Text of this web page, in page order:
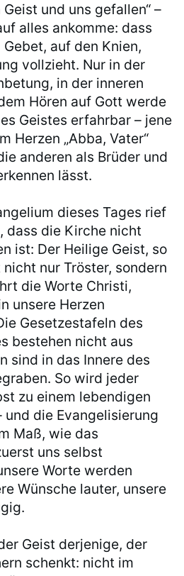
und uns gefallen“ –
alles ankomme: dass
auf den Knien,
vollzieht. Nur in der
in der inneren
Hören auf Gott werde
Geistes erfahrbar – jene
Herzen „Abba, Vater“
anderen als Brüder und
lässt.
dieses Tages rief
dass die Kirche nicht
ist: Der Heilige Geist, so
nur Tröster, sondern
die Worte Christi,
unsere Herzen
Gesetzestafeln des
bestehen nicht aus
sind in das Innere des
So wird jeder
zu einem lebendigen
und die Evangelisierung
Maß, wie das
uns selbst
Worte werden
Wünsche lauter, unsere
Geist derjenige, der
schenkt: nicht im